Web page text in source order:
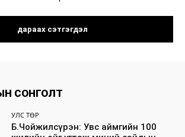
СОНГОЛТ
УЛС ТӨР
Б.Чойжилсүрэн: Увс аймгийн 100